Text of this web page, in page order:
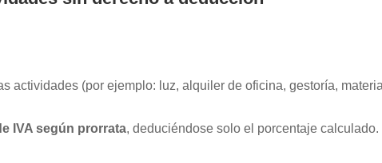
actividades (por ejemplo: luz, alquiler de oficina, gestoría,
IVA según prorrata, deduciéndose solo el porcentaje calculado.